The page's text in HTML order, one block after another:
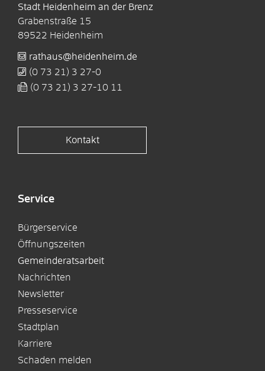
Stadt Heidenheim an der Brenz
Grabenstraße 15
89522 Heidenheim
rathaus@heidenheim.de
(0 73 21) 3 27-0
(0 73 21) 3 27-10 11
Kontakt
Service
Bürgerservice
Öffnungszeiten
Gemeinderatsarbeit
Nachrichten
Newsletter
Presseservice
Stadtplan
Karriere
Schaden melden